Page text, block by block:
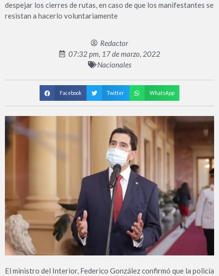
despejar los cierres de rutas, en caso de que los manifestantes se
resistan a hacerlo voluntariamente
Redactor
07:32 pm, 17 de marzo, 2022
Nacionales
Facebook Twitter WhatsApp
El ministro del Interior, Federico González confirmó que la policía